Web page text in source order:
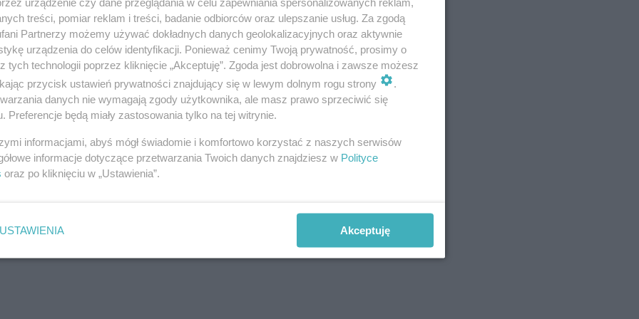
gminy był pod działaniem alkoholu, kiedywtargnął do
użyciu siekiery. Jak wynika z przekazanych informacji,
mężczyzny. 47-latek doznał obrażeń ciała i
reklama
treści, pomiar reklam i treści, badanie odbiorców oraz ulepszanie usług. Za zgodą
Partnerzy możemy używać dokładnych danych geolokalizacyjnych oraz aktywnie
urządzenia do celów identyfikacji. Ponieważ cenimy Twoją prywatność, prosimy o
tych technologii poprzez kliknięcie „Akceptuję”. Zgoda jest dobrowolna i zawsze możesz
przycisk ustawień prywatności znajdujący się w lewym dolnym rogu strony
.
danych nie wymagają zgody użytkownika, ale masz prawo sprzeciwić się
Preferencje będą miały zastosowania tylko na tej witrynie.
informacjami, abyś mógł świadomie i komfortowo korzystać z naszych serwisów
informacje dotyczące przetwarzania Twoich danych znajdziesz w Polityce
oraz po kliknięciu w „Ustawienia”.
USTAWIENIA Akceptuję